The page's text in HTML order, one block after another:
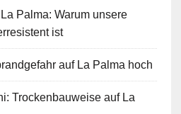
Palma: Warum unsere
ist
auf La Palma hoch
Trockenbauweise auf La